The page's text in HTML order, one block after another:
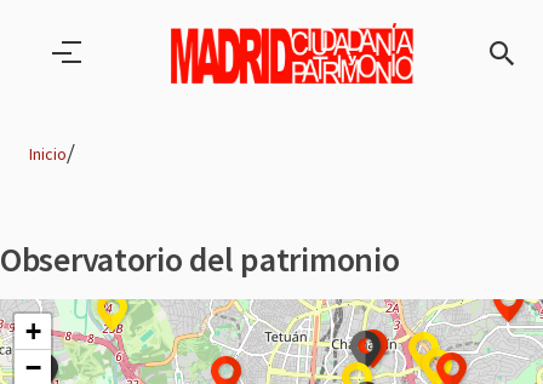
de
navegación
Inicio
Observatorio del patrimonio
+
−